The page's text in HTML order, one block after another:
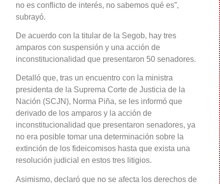
no es conflicto de interés, no sabemos qué es”,
subrayó.
De acuerdo con la titular de la Segob, hay tres
amparos con suspensión y una acción de
inconstitucionalidad que presentaron 50 senadores.
Detalló que, tras un encuentro con la ministra
presidenta de la Suprema Corte de Justicia de la
Nación (SCJN), Norma Piña, se les informó que
derivado de los amparos y la acción de
inconstitucionalidad que presentaron senadores, ya
no era posible tomar una determinación sobre la
extinción de los fideicomisos hasta que exista una
resolución judicial en estos tres litigios.
Asimismo, declaró que no se afecta los derechos de